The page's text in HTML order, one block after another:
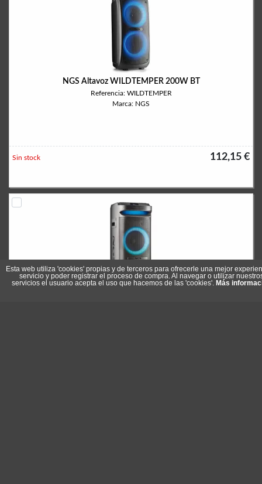
NGS Altavoz WILDTEMPER 200W BT
Referencia: WILDTEMPER
Marca: NGS
112,15 €
Sin stock
Esta web utiliza 'cookies' propias y de terceros para ofrecerle una mejor
servicio y poder registrar el proceso de compra. Al navegar o utilizar
servicios el usuario acepta el uso que hacemos de las 'cookies'. Más